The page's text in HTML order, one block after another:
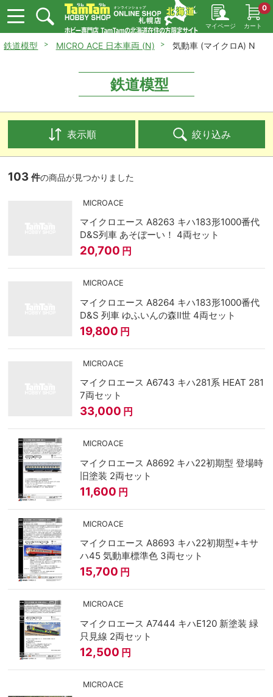
マイページ カート
0
鉄道模型 MICRO ACE 日本車両 (N) 気動車 (マイクロA) N
鉄道模型
表示順 絞り込み
103 件の商品が見つかりました
MICROACE
マイクロエース A8263 キハ183形1000番代
D&S列車 あそぼーい！ 4両セット
20,700 円
MICROACE
マイクロエース A8264 キハ183形1000番代
D&S 列車 ゆふいんの森II世 4両セット
19,800 円
MICROACE
マイクロエース A6743 キハ281系 HEAT 281
7両セット
33,000 円
MICROACE
マイクロエース A8692 キハ22初期型 登場時
旧塗装 2両セット
11,600 円
MICROACE
マイクロエース A8693 キハ22初期型+キサ
ハ45 気動車標準色 3両セット
15,700 円
MICROACE
マイクロエース A7444 キハE120 新塗装 緑
只見線 2両セット
12,500 円
MICROACE